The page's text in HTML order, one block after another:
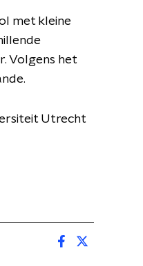
met kleine
Volgens het
Utrecht